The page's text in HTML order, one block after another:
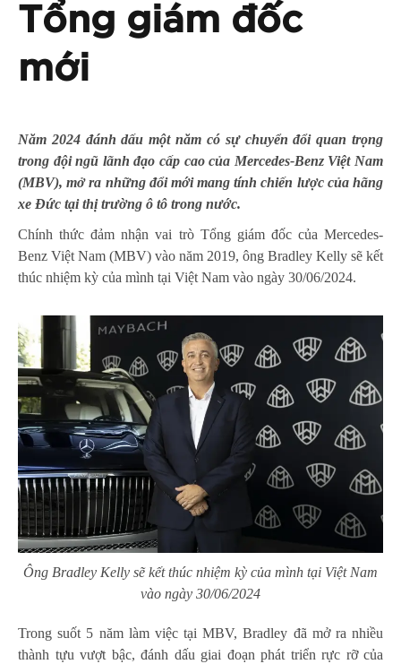
Tổng giám đốc
mới
Năm 2024 đánh dấu một năm có sự chuyển đổi quan trọng
trong đội ngũ lãnh đạo cấp cao của Mercedes-Benz Việt Nam
(MBV), mở ra những đổi mới mang tính chiến lược của hãng
xe Đức tại thị trường ô tô trong nước.
Chính thức đảm nhận vai trò Tổng giám đốc của Mercedes-
Benz Việt Nam (MBV) vào năm 2019, ông Bradley Kelly sẽ kết
thúc nhiệm kỳ của mình tại Việt Nam vào ngày 30/06/2024.
Ông Bradley Kelly sẽ kết thúc nhiệm kỳ của mình tại Việt Nam
vào ngày 30/06/2024
Trong suốt 5 năm làm việc tại MBV, Bradley đã mở ra nhiều
thành tựu vượt bậc, đánh dấu giai đoạn phát triển rực rỡ của